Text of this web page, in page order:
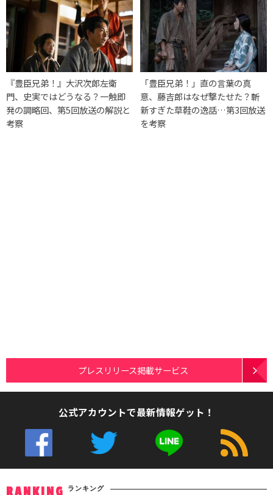
『豊臣兄弟！』大沢次郎左衛
門、史実ではどうなる？一触即
発の調略回、第5回放送の解説と
考察
「豊臣兄弟！」直の言葉の真
意、藤吉郎はなぜ撃たせた？斬
新すぎた草鞋の逸話…第3回放送
を考察
プレスリリース掲載サービス
公式アカウントで最新情報ゲット！
ランキング